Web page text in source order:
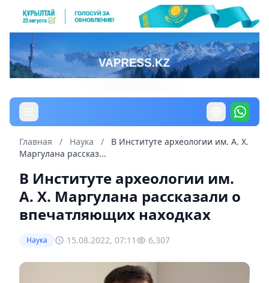
Главная / Наука /
В Институте археологии им. А. Х.
Маргулана рассказ...
В Институте археологии им.
А. Х. Маргулана рассказали о
впечатляющих находках
Наука 15.08.2022, 07:11 6,307